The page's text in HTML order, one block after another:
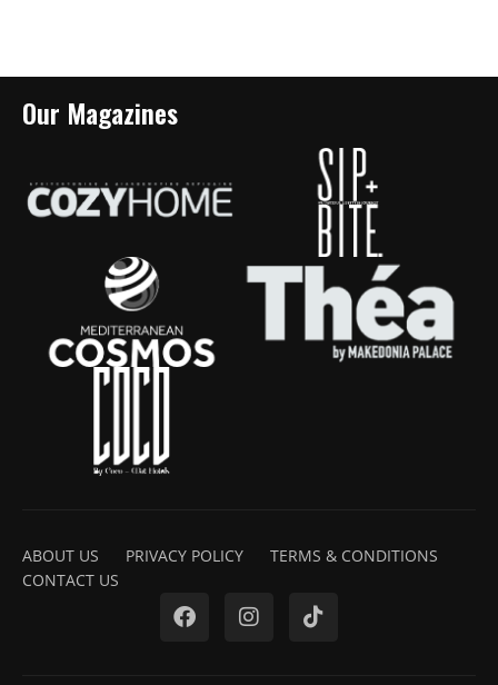
Our Magazines
ABOUT US PRIVACY POLICY
TERMS & CONDITIONS
CONTACT US